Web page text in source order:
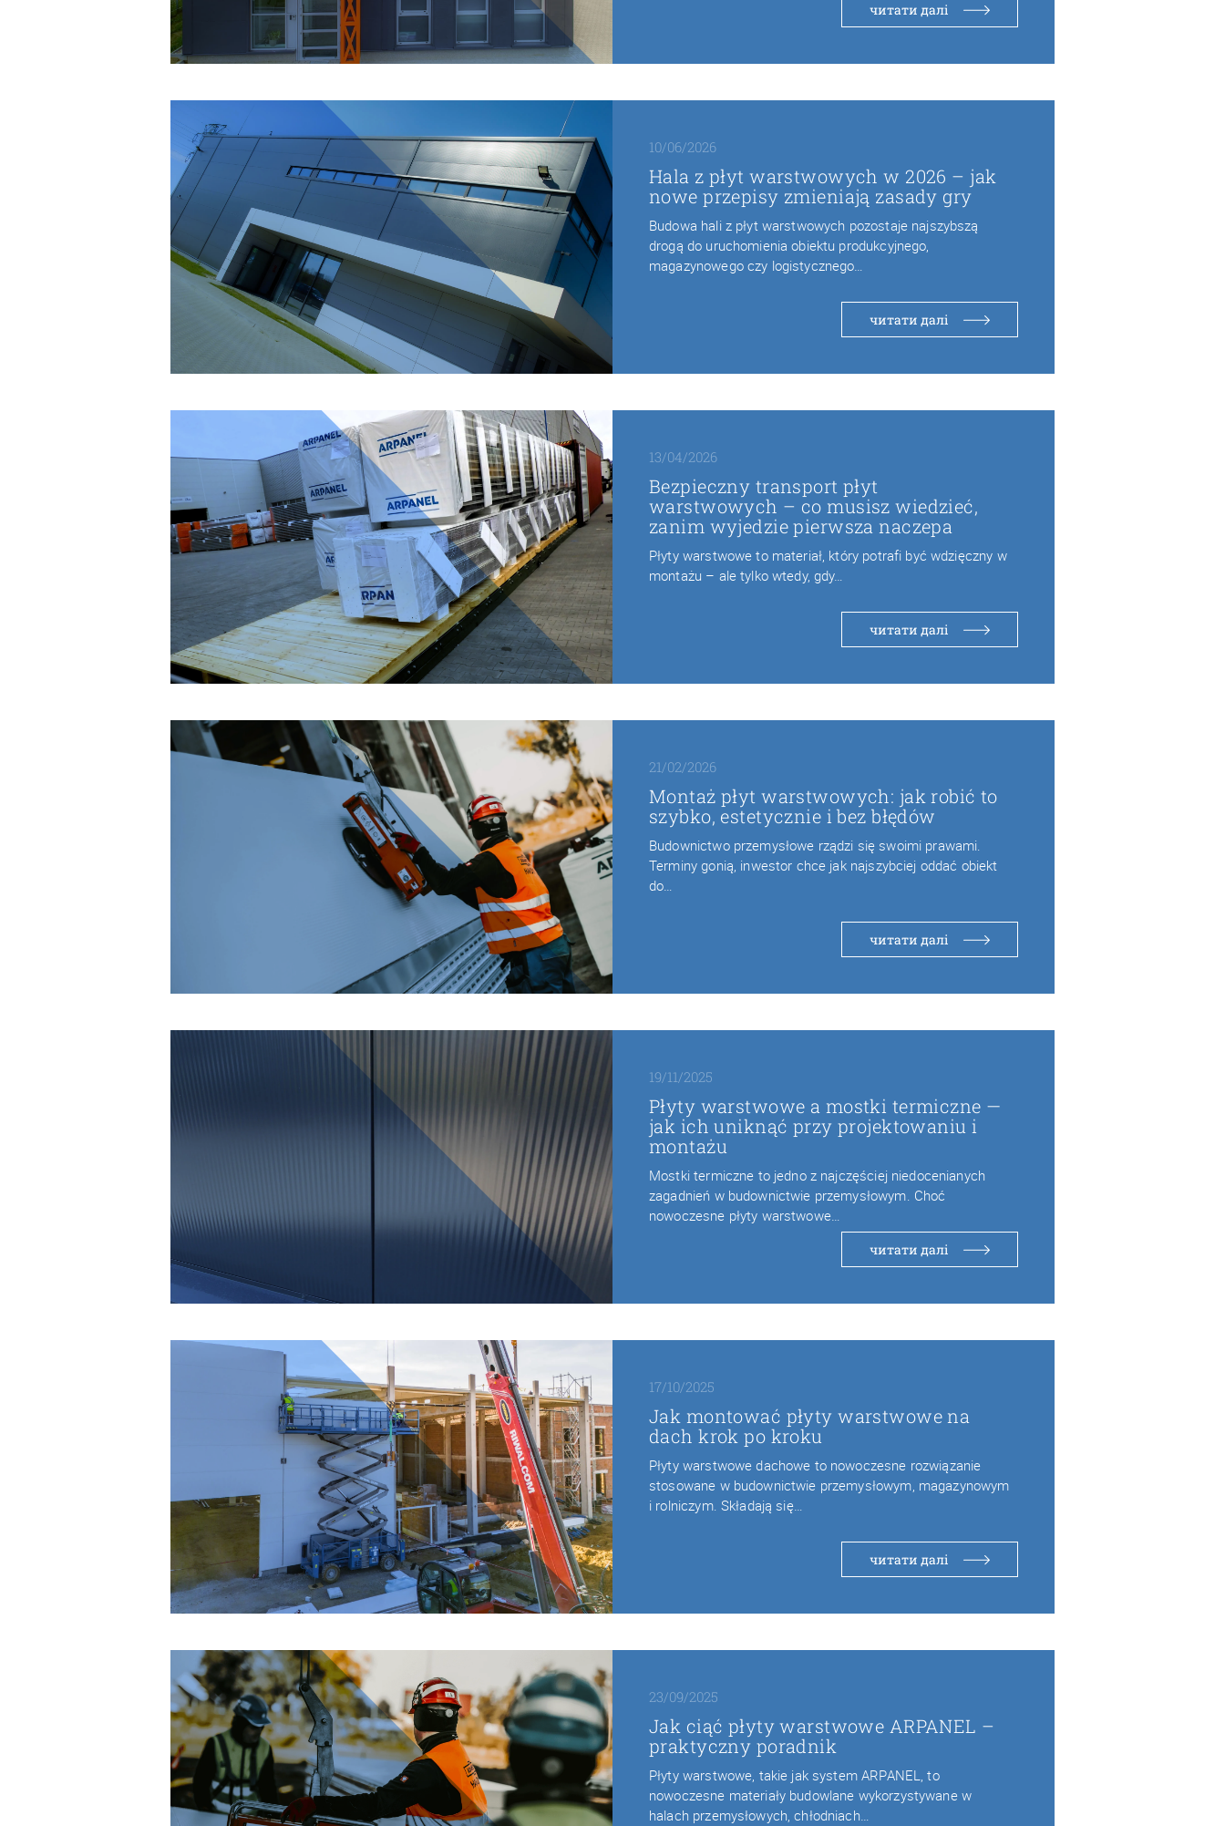
читати далі
10/06/2026
Hala z płyt warstwowych w 2026 – jak
nowe przepisy zmieniają zasady gry
Budowa hali z płyt warstwowych pozostaje najszybszą
drogą do uruchomienia obiektu produkcyjnego,
magazynowego czy logistycznego…
читати далі
13/04/2026
Bezpieczny transport płyt
warstwowych – co musisz wiedzieć,
zanim wyjedzie pierwsza naczepa
Płyty warstwowe to materiał, który potrafi być wdzięczny w
montażu – ale tylko wtedy, gdy…
читати далі
21/02/2026
Montaż płyt warstwowych: jak robić to
szybko, estetycznie i bez błędów
Budownictwo przemysłowe rządzi się swoimi prawami.
Terminy gonią, inwestor chce jak najszybciej oddać obiekt
do…
читати далі
19/11/2025
Płyty warstwowe a mostki termiczne —
jak ich uniknąć przy projektowaniu i
montażu
Mostki termiczne to jedno z najczęściej niedocenianych
zagadnień w budownictwie przemysłowym. Choć
nowoczesne płyty warstwowe…
читати далі
17/10/2025
Jak montować płyty warstwowe na
dach krok po kroku
Płyty warstwowe dachowe to nowoczesne rozwiązanie
stosowane w budownictwie przemysłowym, magazynowym
i rolniczym. Składają się…
читати далі
23/09/2025
Jak ciąć płyty warstwowe ARPANEL –
praktyczny poradnik
Płyty warstwowe, takie jak system ARPANEL, to
nowoczesne materiały budowlane wykorzystywane w
halach przemysłowych, chłodniach…